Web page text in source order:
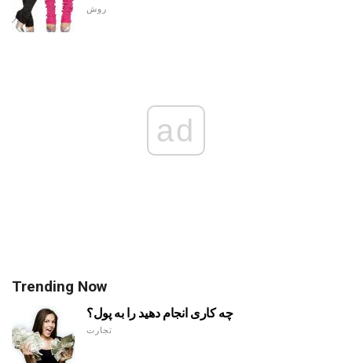
روش
ad
Trending Now
چه کاری انجام دهید را به پول؟
تجارت